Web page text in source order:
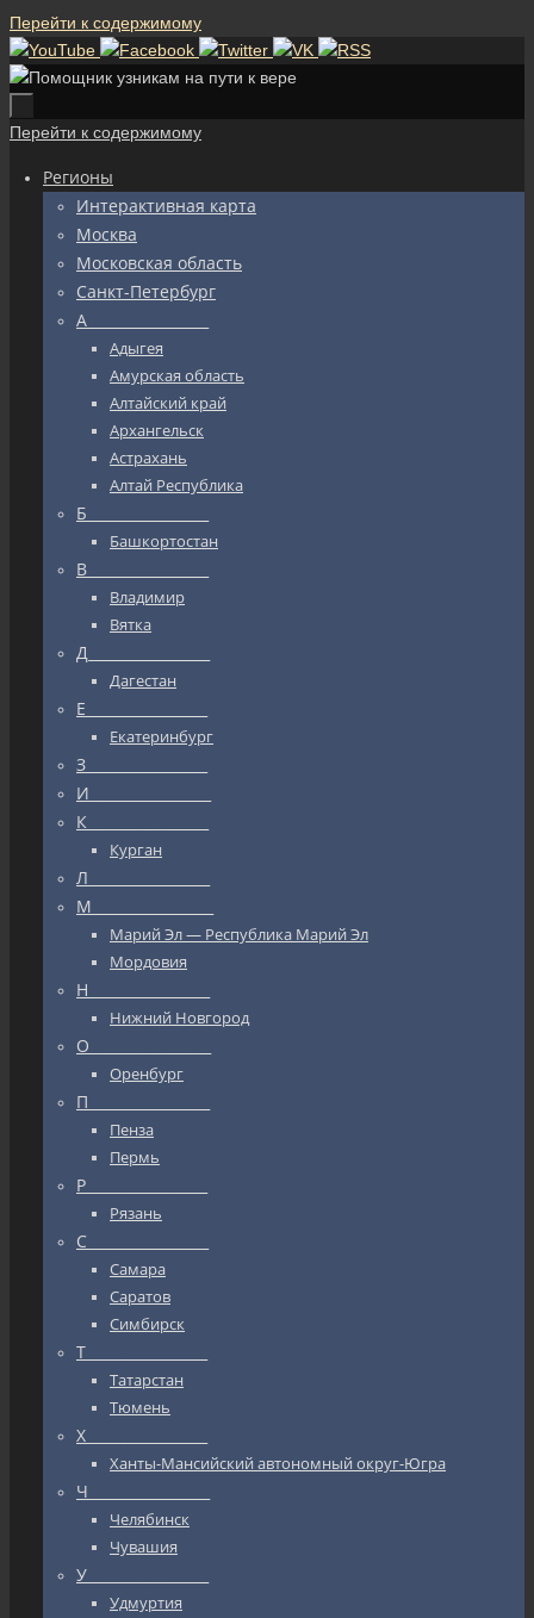
Перейти к содержимому
Перейти к содержимому
Регионы
Интерактивная карта
Москва
Московская область
Санкт-Петербург
А_________________
Адыгея
Амурская область
Алтайский край
Архангельск
Астрахань
Алтай Республика
Б_________________
Башкортостан
В_________________
Владимир
Вятка
Д_________________
Дагестан
Е_________________
Екатеринбург
З_________________
И_________________
К_________________
Курган
Л_________________
М_________________
Марий Эл — Республика Марий Эл
Мордовия
Н_________________
Нижний Новгород
О_________________
Оренбург
П_________________
Пенза
Пермь
Р_________________
Рязань
С_________________
Самара
Саратов
Симбирск
Т_________________
Татарстан
Тюмень
Х_________________
Ханты-Мансийский автономный округ-Югра
Ч_________________
Челябинск
Чувашия
У_________________
Удмуртия